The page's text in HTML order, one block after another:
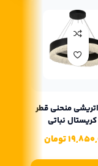
منحنی قطر
تومان